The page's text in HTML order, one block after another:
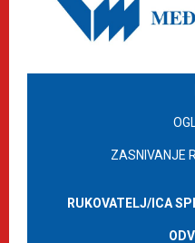
ZASNIVANJE
RUKOVATELJ/ICA